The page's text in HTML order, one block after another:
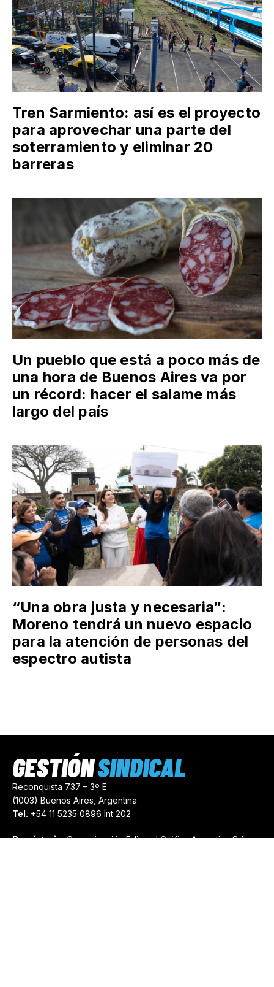
Tren Sarmiento: así es el proyecto
para aprovechar una parte del
soterramiento y eliminar 20
barreras
Un pueblo que está a poco más de
una hora de Buenos Aires va por
un récord: hacer el salame más
largo del país
“Una obra justa y necesaria”:
Moreno tendrá un nuevo espacio
para la atención de personas del
espectro autista
Reconquista 737 – 3º E
(1003) Buenos Aires, Argentina
Tel. +54 11 5235 0896 Int 202
Propietario:Comunicación Editorial Gráfica Argentina S.A.
GESTIÓNSINDICAL